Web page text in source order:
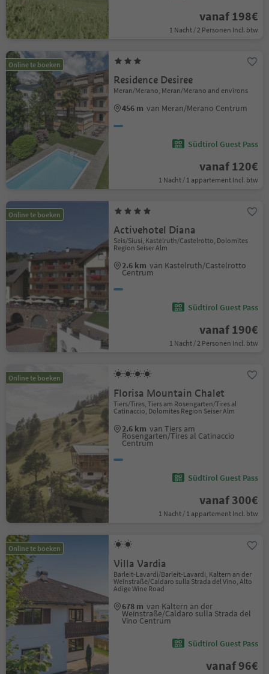
vanaf 198€
1 Nacht / 2 Personen Incl. btw
Online te boeken
Residence Desiree
Meran/Merano, Meran/Merano and environs
456 m van Meran/Merano Centrum
Südtirol Guest Pass
vanaf 120€
1 Nacht / 1 appartement Incl. btw
Online te boeken
Activehotel Diana
Seis/Siusi, Kastelruth/Castelrotto, Dolomites
Region Seiser Alm
2.6 km van Kastelruth/Castelrotto
Centrum
Südtirol Guest Pass
vanaf 190€
1 Nacht / 2 Personen Incl. btw
Online te boeken
Florisa Mountain Chalet
Tiers/Tires, Tiers am Rosengarten/Tires al
Catinaccio, Dolomites Region Seiser Alm
2.6 km van Tiers am
Rosengarten/Tires al Catinaccio
Centrum
Südtirol Guest Pass
vanaf 300€
1 Nacht / 1 appartement Incl. btw
Online te boeken
Villa Vardia
Barleit-Lavardi/Barleit-Lavardi, Kaltern an der
Weinstraße/Caldaro sulla Strada del Vino, Alto
Adige Wine Road
678 m van Kaltern an der
Weinstraße/Caldaro sulla Strada del
Vino Centrum
Südtirol Guest Pass
vanaf 96€